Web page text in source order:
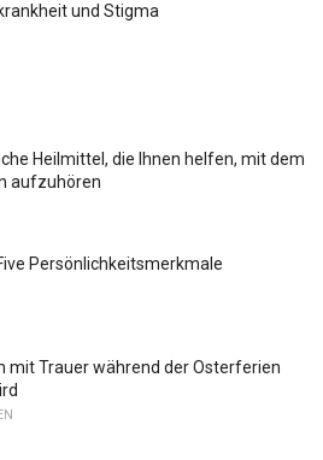
und Stigma
Heilmittel, die Ihnen helfen, mit dem
aufzuhören
Persönlichkeitsmerkmale
mit Trauer während der Osterferien